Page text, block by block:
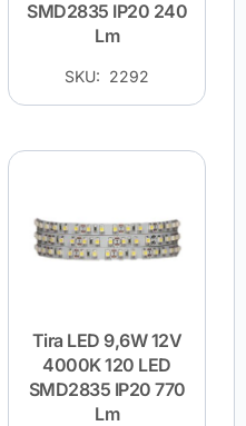
SMD2835 IP20 240
Lm
SKU: 2292
Tira LED 9,6W 12V
4000K 120 LED
SMD2835 IP20 770
Lm